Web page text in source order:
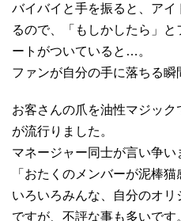
バイバイと手を振ると、ア
るので、「もしかしたら」
ートがついていると…。
ファンが自分の手に落ちる瞬
お客さんの爪を油性マジッ
が流行りました。
マネージャー同士が言い争い
「おたくのメンバーが泥棒猫
いろいろみんな、自分のオ
ですが、不評な事も多いです